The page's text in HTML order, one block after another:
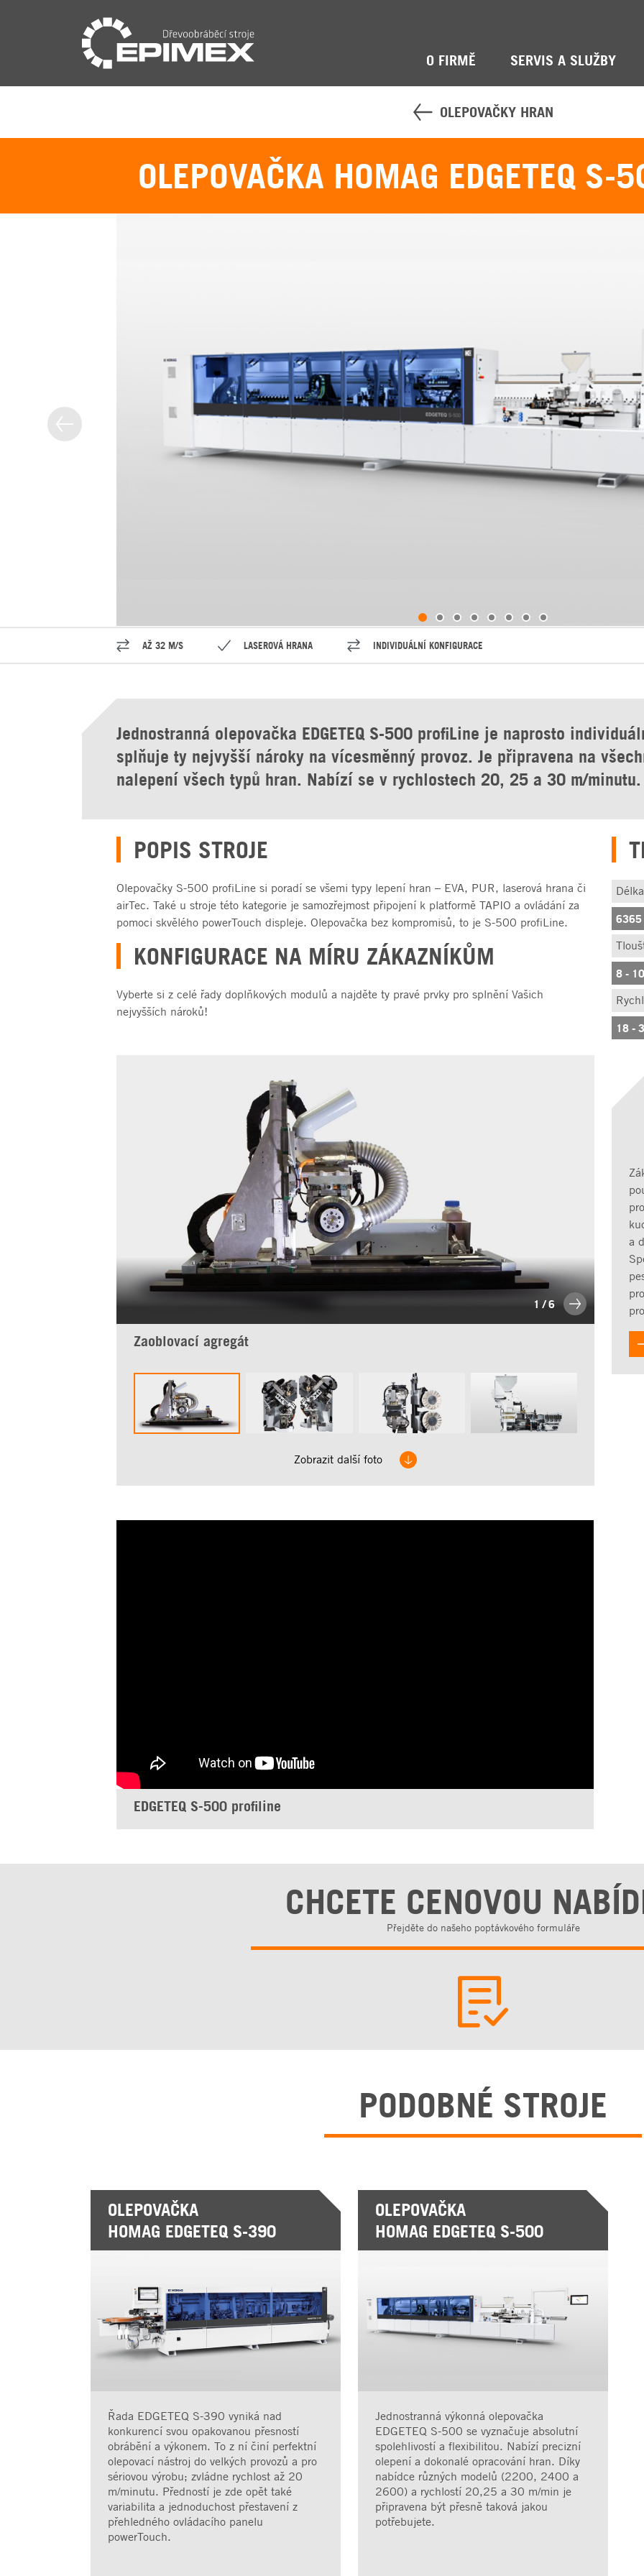
O FIRMĚ SERVIS A SLUŽBY
OLEPOVAČKY HRAN
OLEPOVAČKA HOMAG EDGETEQ S-
AŽ 32 M/S LASEROVÁ HRANA INDIVIDUÁLNÍ KONFIGURACE
Jednostranná olepovačka EDGETEQ S-500 profiLine je naprosto
splňuje ty nejvyšší nároky na vícesměnný provoz. Je připravena na
nalepení všech typů hran. Nabízí se v rychlostech 20, 25 a 30 m/minutu.
POPIS STROJE
Olepovačky S-500 profiLine si poradí se všemi typy lepení hran – EVA, PUR, laserová hrana či
airTec. Také u stroje této kategorie je samozřejmost připojení k platformě TAPIO a ovládání za
pomoci skvělého powerTouch displeje. Olepovačka bez kompromisů, to je S-500 profiLine.
KONFIGURACE NA MÍRU ZÁKAZNÍKŮM
Vyberte si z celé řady doplňkových modulů a najděte ty pravé prvky pro splnění Vašich
nejvyšších nároků!
1 /6
Zaoblovací agregát
Zobrazit další foto
6365
8 -
18 -
a
EDGETEQ S-500 profiline
CHCETE CENOVOU
Přejděte do našeho poptávkového formuláře
PODOBNÉ STROJE
OLEPOVAČKA
HOMAG EDGETEQ S-390
Řada EDGETEQ S-390 vyniká nad
konkurencí svou opakovanou přesností
obrábění a výkonem. To z ní činí perfektní
olepovací nástroj do velkých provozů a pro
sériovou výrobu; zvládne rychlost až 20
m/minutu. Předností je zde opět také
variabilita a jednoduchost přestavení z
přehledného ovládacího panelu
powerTouch.
OLEPOVAČKA
HOMAG EDGETEQ S-500
Jednostranná výkonná olepovačka
EDGETEQ S-500 se vyznačuje absolutní
spolehlivostí a flexibilitou. Nabízí precizní
olepení a dokonalé opracování hran. Díky
nabídce různých modelů (2200, 2400 a
2600) a rychlostí 20,25 a 30 m/min je
připravena být přesně taková jakou
potřebujete.